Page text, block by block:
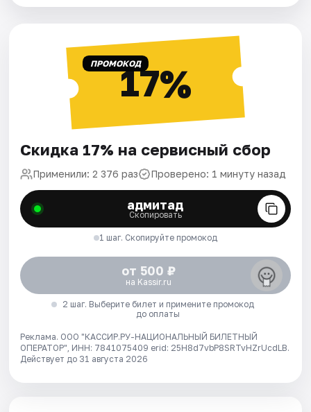
ПРОМОКОД17%
Скидка 17% на сервисный сбор
Применили: 2 376 раз Проверено: 1 минуту назад
адмитад
Скопировать
1 шаг. Скопируйте промокод
от 500 ₽
на Kassir.ru
2 шаг. Выберите билет и примените промокод
до оплаты
Реклама. ООО "КАССИР.РУ-НАЦИОНАЛЬНЫЙ БИЛЕТНЫЙ
ОПЕРАТОР", ИНН: 7841075409 erid: 25H8d7vbP8SRTvHZrUcdLB.
Действует до 31 августа 2026